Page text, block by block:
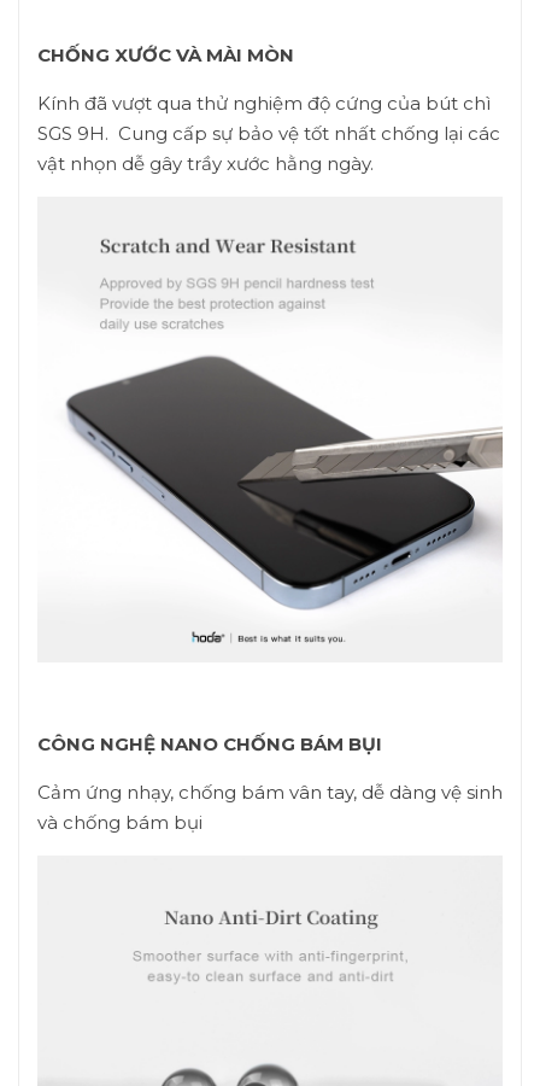
CHỐNG XƯỚC VÀ MÀI MÒN
Kính đã vượt qua thử nghiệm độ cứng của bút chì
SGS 9H. Cung cấp sự bảo vệ tốt nhất chống lại các
vật nhọn dễ gây trầy xước hằng ngày.
CÔNG NGHỆ NANO CHỐNG BÁM BỤI
Cảm ứng nhạy, chống bám vân tay, dễ dàng vệ sinh
và chống bám bụi